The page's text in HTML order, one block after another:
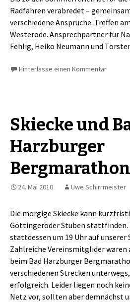
Radfahren verabredet –
verschiedene Ansprüche. Treffen
Westerode. Ansprechpartner für
Fehlig, Heiko Neumann und
Hinterlasse einen Kommentar
Skiecke und
Harzburger
Bergmarathon
24. Mai 2010 Uwe Schirrmeister
Die morgige Skiecke kann
Göttingeröder Stuben stattfinden.
stattdessen um 19 Uhr auf unserer
Zahlreiche Vereinsmitglider
beim Bad Harzburger
verschiedenen Strecken
erfolgreich. Leider liegen noch
Netz vor, sollten aber demnächst